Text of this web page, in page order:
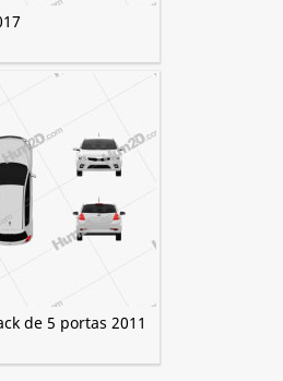
de 5 portas 2011